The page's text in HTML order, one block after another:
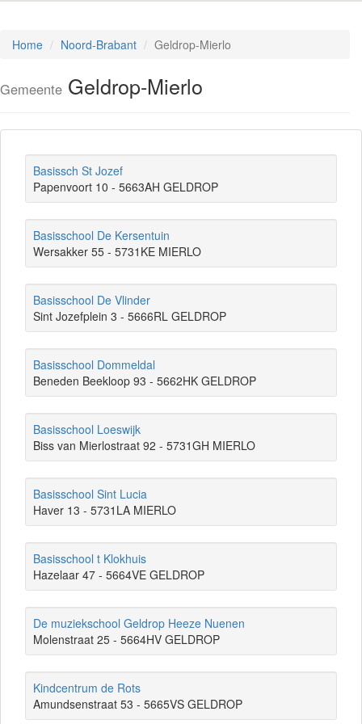
Home Noord-Brabant Geldrop-Mierlo
Gemeente Geldrop-Mierlo
Basissch St Jozef
Papenvoort 10 - 5663AH GELDROP
Basisschool De Kersentuin
Wersakker 55 - 5731KE MIERLO
Basisschool De Vlinder
Sint Jozefplein 3 - 5666RL GELDROP
Basisschool Dommeldal
Beneden Beekloop 93 - 5662HK GELDROP
Basisschool Loeswijk
Biss van Mierlostraat 92 - 5731GH MIERLO
Basisschool Sint Lucia
Haver 13 - 5731LA MIERLO
Basisschool t Klokhuis
Hazelaar 47 - 5664VE GELDROP
De muziekschool Geldrop Heeze Nuenen
Molenstraat 25 - 5664HV GELDROP
Kindcentrum de Rots
Amundsenstraat 53 - 5665VS GELDROP